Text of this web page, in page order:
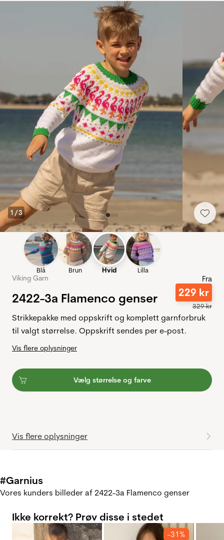
1 /3
Blå Brun Hvid Lilla
Viking Garn
2422-3a Flamenco genser
Fra
229 kr
329kr
Strikkepakke med oppskrift og komplett garnforbruk
til valgt størrelse. Oppskrift sendes per e-post.
Vis flere oplysninger
Vælg størrelse og farve
Vis flere oplysninger
#Garnius
Vores kunders billeder af 2422-3a Flamenco genser
Ikke korrekt? Prøv disse i stedet
-31%